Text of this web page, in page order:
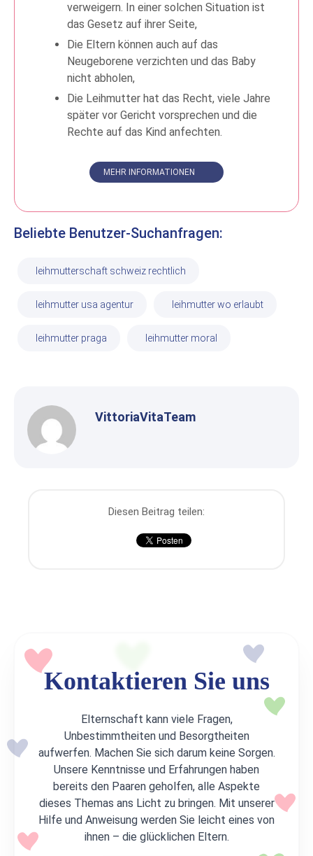
verweigern. In einer solchen Situation ist
das Gesetz auf ihrer Seite,
Die Eltern können auch auf das
Neugeborene verzichten und das Baby
nicht abholen,
Die Leihmutter hat das Recht, viele Jahre
später vor Gericht vorsprechen und die
Rechte auf das Kind anfechten.
MEHR INFORMATIONEN
Beliebte Benutzer-Suchanfragen:
leihmutterschaft schweiz rechtlich
leihmutter usa agentur leihmutter wo erlaubt
leihmutter praga leihmutter moral
VittoriaVitaTeam
Diesen Beitrag teilen:
Kontaktieren Sie uns
Elternschaft kann viele Fragen,
Unbestimmtheiten und Besorgtheiten
aufwerfen. Machen Sie sich darum keine Sorgen.
Unsere Kenntnisse und Erfahrungen haben
bereits den Paaren geholfen, alle Aspekte
dieses Themas ans Licht zu bringen. Mit unserer
Hilfe und Anweisung werden Sie leicht eines von
ihnen – die glücklichen Eltern.